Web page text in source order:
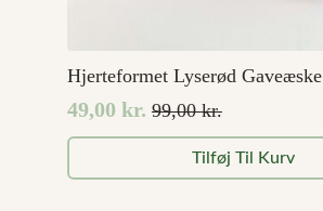
Hjerteformet Lyserød Gaveæske
99,00kr.
Den
oprindelige
pris
49,00 kr.
Den
aktuelle
pris
Tilføj Til Kurv